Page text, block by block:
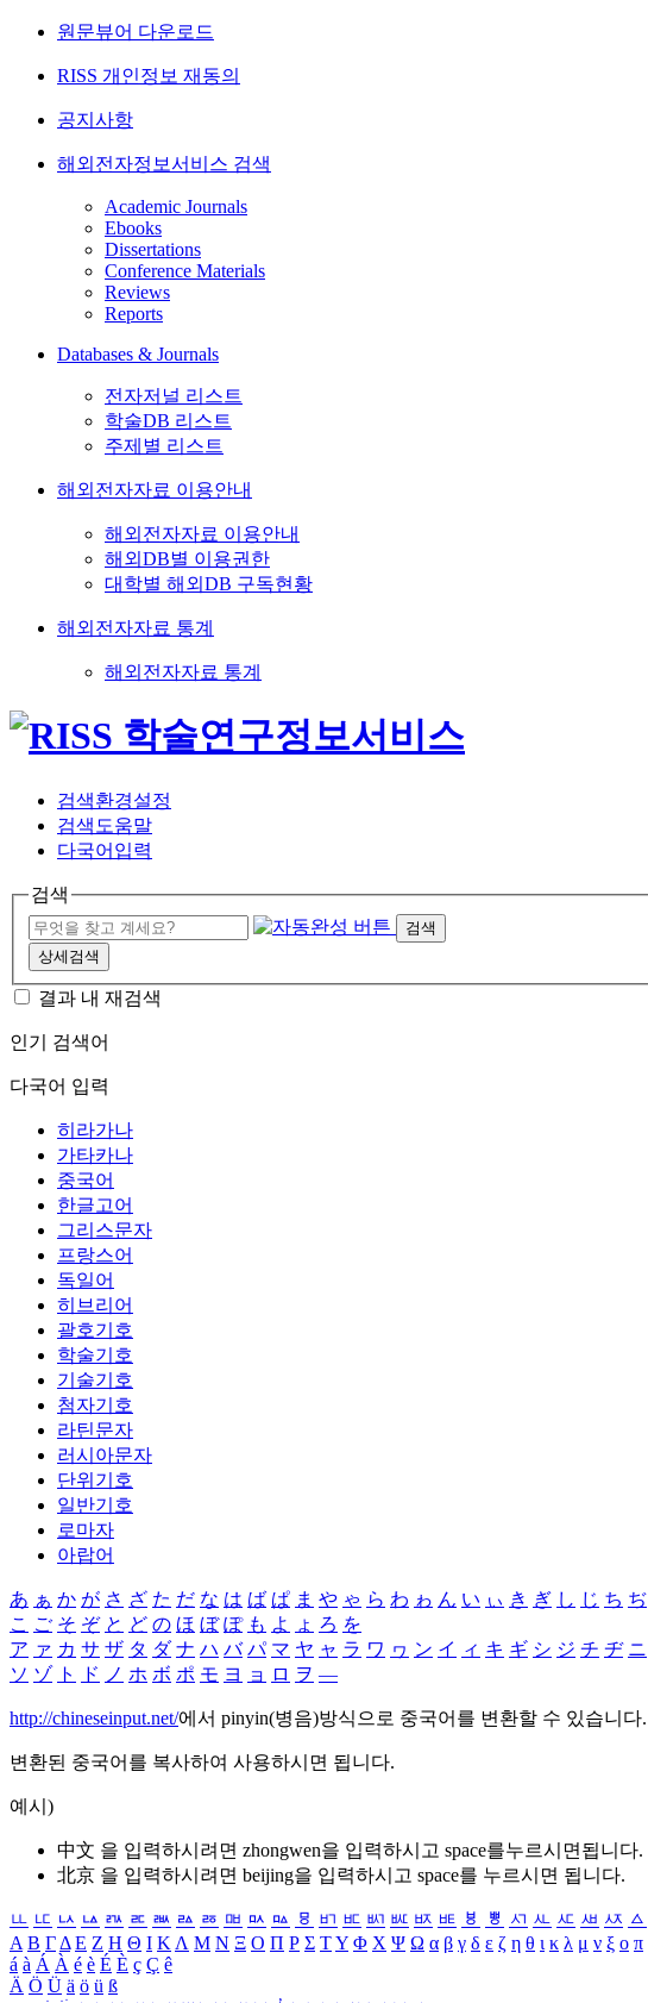
원문뷰어 다운로드
RISS 개인정보 재동의
공지사항
해외전자정보서비스 검색
Academic Journals
Ebooks
Dissertations
Conference Materials
Reviews
Reports
Databases & Journals
전자저널 리스트
학술DB 리스트
주제별 리스트
해외전자자료 이용안내
해외전자자료 이용안내
해외DB별 이용권한
대학별 해외DB 구독현황
해외전자자료 통계
해외전자자료 통계
검색환경설정
검색도움말
다국어입력
검색
검색
상세검색
결과 내 재검색
인기 검색어
다국어 입력
히라가나
가타카나
중국어
한글고어
그리스문자
프랑스어
독일어
히브리어
괄호기호
학술기호
기술기호
첨자기호
라틴문자
러시아문자
단위기호
일반기호
로마자
아랍어
あ ぁ か が さ ざ た だ な は ば ぱ ま や ゃ ら わ ゎ ん い ぃ き ぎ し じ ち ぢ
こ ご そ ぞ と ど の ほ ぼ ぽ も よ ょ ろ を
ア ァ カ サ ザ タ ダ ナ ハ バ パ マ ヤ ャ ラ ワ ヮ ン イ ィ キ ギ シ ジ チ ヂ ニ
ソ ゾ ト ド ノ ホ ボ ポ モ ヨ ョ ロ ヲ ―
http://chineseinput.net/에서 pinyin(병음)방식으로 중국어를 변환할 수 있습니다.
변환된 중국어를 복사하여 사용하시면 됩니다.
예시)
中文 을 입력하시려면 zhongwen을 입력하시고 space를누르시면됩니다.
北京 을 입력하시려면 beijing을 입력하시고 space를 누르시면 됩니다.
ㅥ ㅦ ㅧ ㅨ ㅩ ㅪ ㅫ ㅬ ㅭ ㅮ ㅯ ㅰ ㅱ ㅲ ㅳ ㅴ ㅵ ㅶ ㅷ ㅸ ㅹ ㅺ ㅻ ㅼ ㅽ ㅾ ㅿ
Α Β ΓΔ Ε Ζ Η Θ Ι ΚΛ Μ Ν Ξ Ο Π Ρ Σ ΤΥ Φ Χ Ψ Ω α β γ δ ε ζ η θ ι κ λ μ ν ξ ο π
á à Á À é è É È ç Ç ê
Ä Ö Ü ä ö ü ß